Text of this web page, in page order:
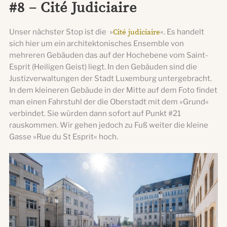
#8 – Cité Judiciaire
Unser nächster Stop ist die »Cité judiciaire«. Es handelt
sich hier um ein architektonisches Ensemble von
mehreren Gebäuden das auf der Hochebene vom Saint-
Esprit (Heiligen Geist) liegt. In den Gebäuden sind die
Justizverwaltungen der Stadt Luxemburg untergebracht.
In dem kleineren Gebäude in der Mitte auf dem Foto findet
man einen Fahrstuhl der die Oberstadt mit dem »Grund«
verbindet. Sie würden dann sofort auf Punkt #21
rauskommen. Wir gehen jedoch zu Fuß weiter die kleine
Gasse »Rue du St Esprit« hoch.